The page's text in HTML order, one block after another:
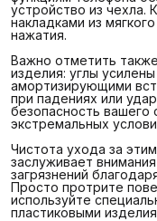
устройство из чехла.
накладками из
нажатия.
Важно отметить
изделия: углы
амортизирующими
при падениях или
безопасность
экстремальных
Чистота ухода за
заслуживает
загрязнений
Просто протрите
используйте
пластиковыми